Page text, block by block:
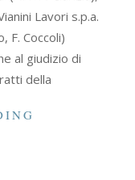
Lavori s.p.a.
F. Coccoli)
al giudizio di
della